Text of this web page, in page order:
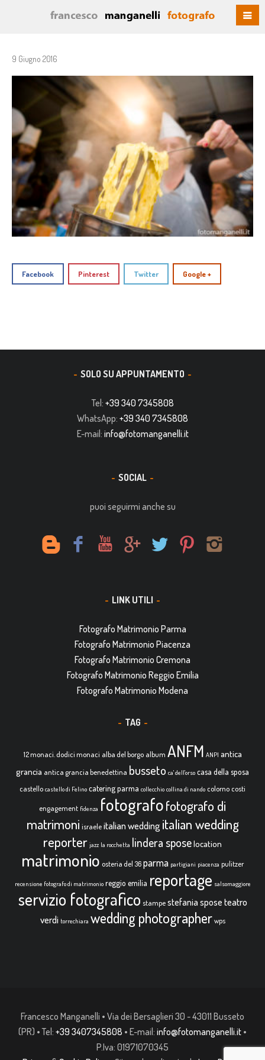
9 Giugno 2016
Facebook Pinterest Twitter Google +
SOLO SU APPUNTAMENTO
Tel: +39 340 7345808
WhatsApp: +39 340 7345808
E-mail: info@fotomanganelli.it
SOCIAL
puoi seguirmi anche su
LINK UTILI
Fotografo Matrimonio Parma
Fotografo Matrimonio Piacenza
Fotografo Matrimonio Cremona
Fotografo Matrimonio Reggio Emilia
Fotografo Matrimonio Modena
TAG
12 monaci. dodici monaci alba del borgo album ANFM ANPI antica
grancia antica grancia benedettina busseto ca' dell'orso casa della sposa
castello castello di Felino catering parma collecchio collina di nando colorno costi
engagement fidenza fotografofotografo di
matrimoni israele italian wedding italian wedding
reporter jazz la rocchetta lindera sposelocation
matrimonio osteria del 36parma partigiani piacenza pulitzer
recensione fotografo di matrimonio reggio emilia reportage salsomaggiore
servizio fotografico stampe stefania spose teatro
verdi torrechiara wedding photographer wps
Francesco Manganelli • Via dei Bersaglieri 30 - 43011 Busseto
(PR) • Tel: +39 3407345808 • E-mail: info@fotomanganelli.it •
P.Iva: 01971070345